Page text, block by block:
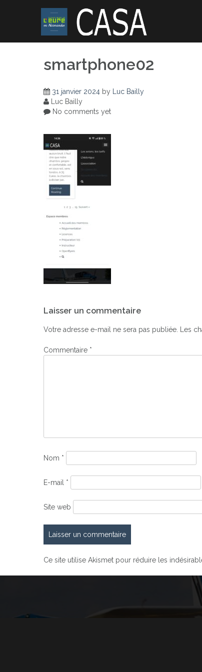
smartphone02
31 janvier 2024 by
Luc Bailly
Luc Bailly
No comments yet
de
l’article
Laisser un commentaire
Votre adresse e-mail ne sera pas publiée. Les
Commentaire *
Nom *
E-mail *
Site web
Ce site utilise Akismet pour réduire les